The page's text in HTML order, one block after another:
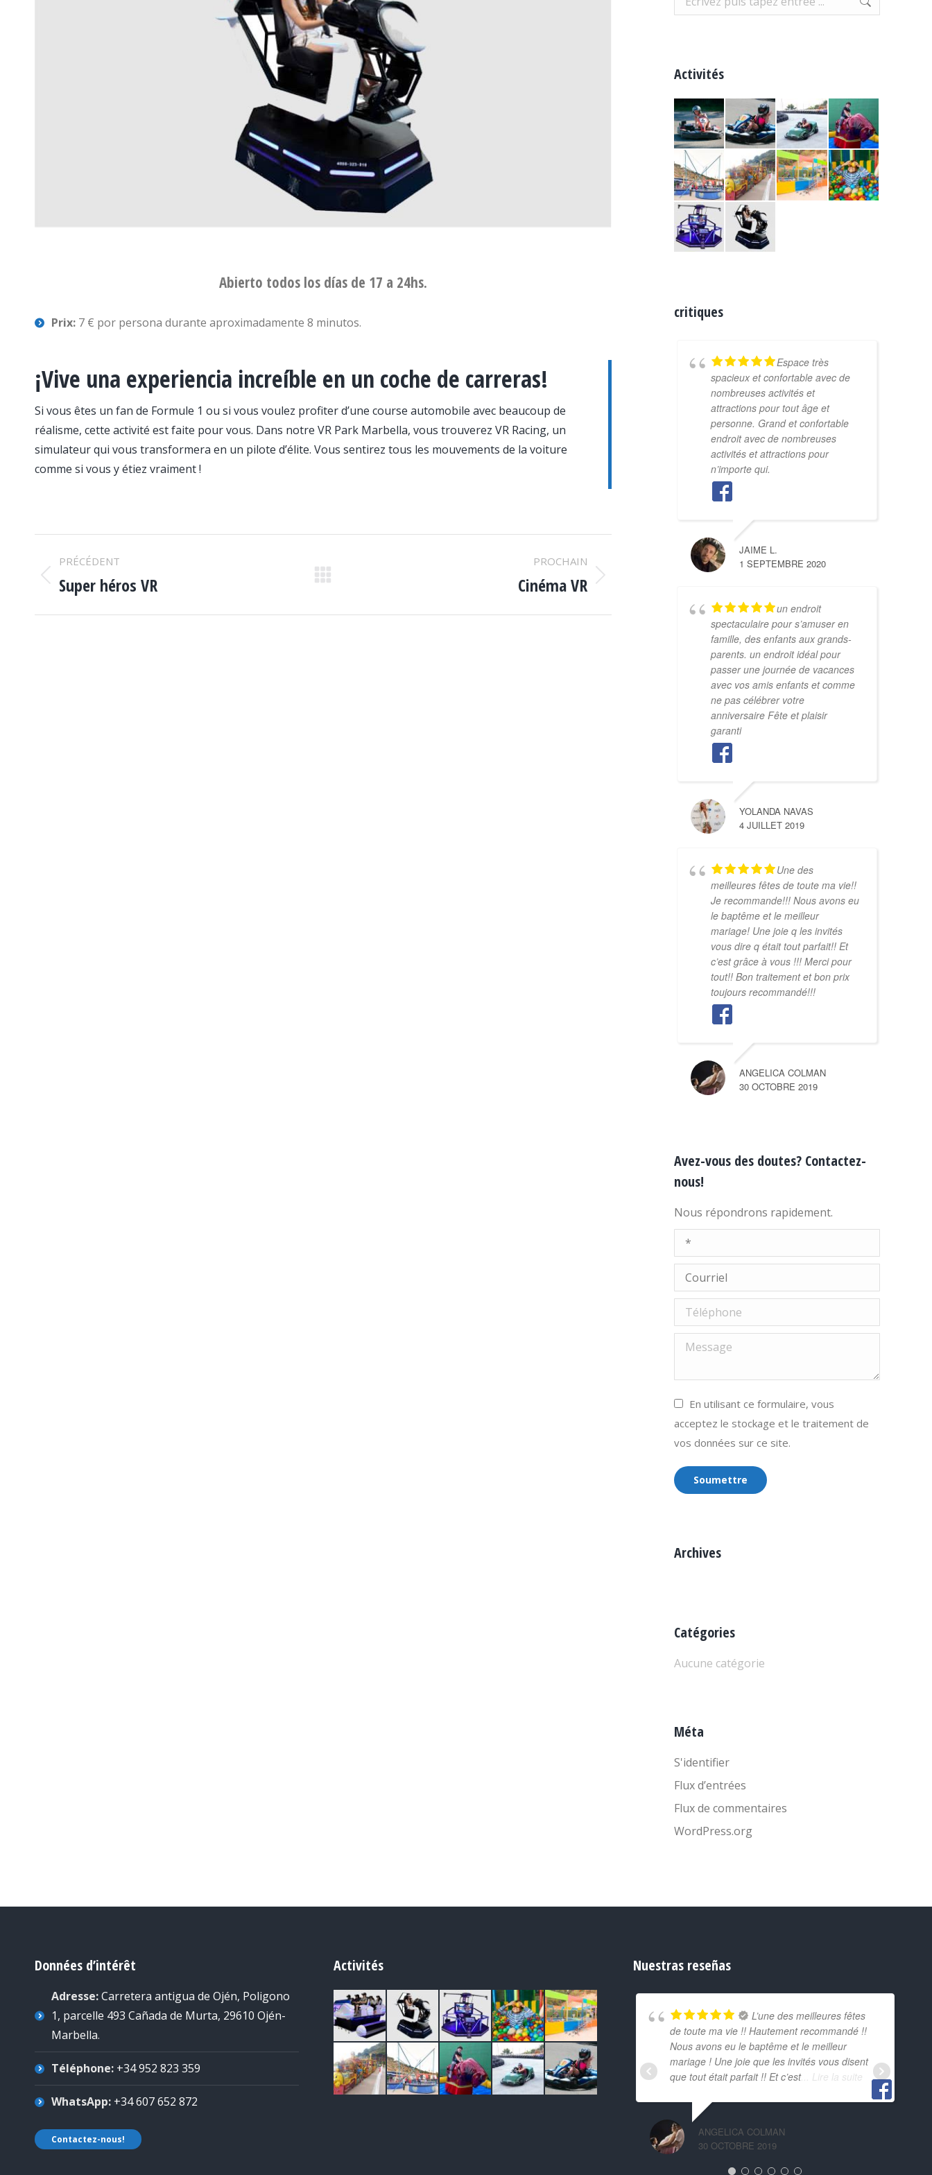
Abierto todos los días de 17 a 24hs.
Prix: 7 € por persona durante aproximadamente 8 minutos.
¡Vive una experiencia increíble en un coche de carreras!
Si vous êtes un fan de Formule 1 ou si vous voulez profiter d’une course automobile avec beaucoup de
réalisme, cette activité est faite pour vous. Dans notre VR Park Marbella, vous trouverez VR Racing, un
simulateur qui vous transformera en un pilote d’élite. Vous sentirez tous les mouvements de la voiture
comme si vous y étiez vraiment !
NAVIGATION
DE
COMMENTAIRE
PRÉCÉDENT
Onglet
Super héros VR
PROCHAIN
Cinéma VR
Activités
critiques
Espace très
spacieux et confortable avec de
nombreuses activités et
attractions pour tout âge et
personne. Grand et confortable
endroit avec de nombreuses
activités et attractions pour
n’importe qui.
JAIME L.
1 SEPTEMBRE 2020
un endroit
spectaculaire pour s’amuser en
famille, des enfants aux grands-
parents. un endroit idéal pour
passer une journée de vacances
avec vos amis enfants et comme
ne pas célébrer votre
anniversaire Fête et plaisir
garanti
YOLANDA NAVAS
4 JUILLET 2019
Une des
meilleures fêtes de toute ma vie!!
Je recommande!!! Nous avons eu
le baptême et le meilleur
mariage! Une joie q les invités
vous dire q était tout parfait!! Et
c’est grâce à vous !!! Merci pour
tout!! Bon traitement et bon prix
toujours recommandé!!!
ANGELICA COLMAN
30 OCTOBRE 2019
Avez-vous des doutes? Contactez-
nous!
Nous répondrons rapidement.
Nom *
Courriel
Téléphone
Message
En utilisant ce formulaire, vous
acceptez le stockage et le traitement de
vos données sur ce site.
Soumettre
Archives
Catégories
Aucune catégorie
Méta
S'identifier
Flux d’entrées
Flux de commentaires
WordPress.org
Données d’intérêt
Adresse:Carretera antigua de Ojén, Poligono
1, parcelle 493 Cañada de Murta, 29610 Ojén-
Marbella.
Téléphone: +34 952 823 359
WhatsApp: +34 607 652 872
Contactez-nous!
Activités Nuestras reseñas
L’une des meilleures fêtes
de toute ma vie !! Hautement recommandé !!
Nous avons eu le baptême et le meilleur
mariage ! Une joie que les invités vous disent
que tout était parfait !! Et c’est... Lire la suite
ANGELICA COLMAN
30 OCTOBRE 2019